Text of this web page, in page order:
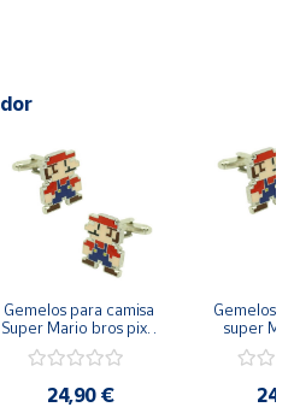
Gemelos para camisa
Super Mario bros pixel
art
24,90 €
Gemelos
super
Luigi